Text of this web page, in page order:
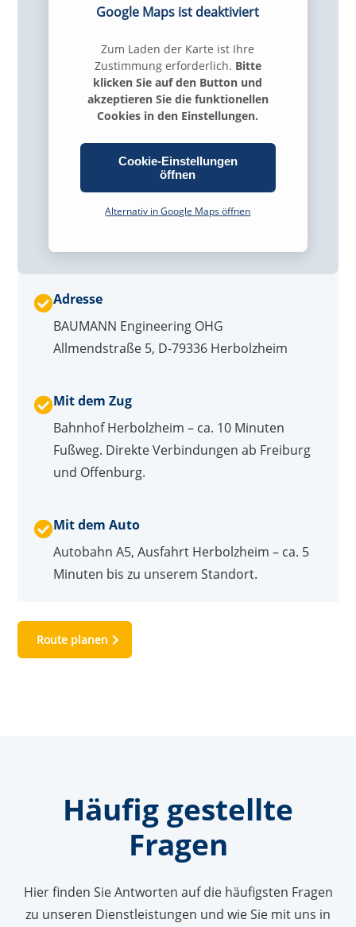
Google Maps ist deaktiviert
Zum Laden der Karte ist Ihre
Zustimmung erforderlich. Bitte
klicken Sie auf den Button und
akzeptieren Sie die funktionellen
Cookies in den Einstellungen.
Cookie-Einstellungen
öffnen
Alternativ in Google Maps öffnen
Adresse
BAUMANN Engineering OHG
Allmendstraße 5, D-79336 Herbolzheim
Mit dem Zug
Bahnhof Herbolzheim – ca. 10 Minuten
Fußweg. Direkte Verbindungen ab Freiburg
und Offenburg.
Mit dem Auto
Autobahn A5, Ausfahrt Herbolzheim – ca. 5
Minuten bis zu unserem Standort.
Route planen
Häufig gestellte
Fragen
Hier finden Sie Antworten auf die häufigsten Fragen
zu unseren Dienstleistungen und wie Sie mit uns in